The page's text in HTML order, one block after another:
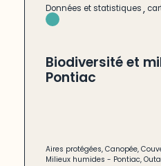
Données et statistiques,
Biodiversité et
Pontiac
Aires protégées,Canopée,
Milieux humides - Pontiac,